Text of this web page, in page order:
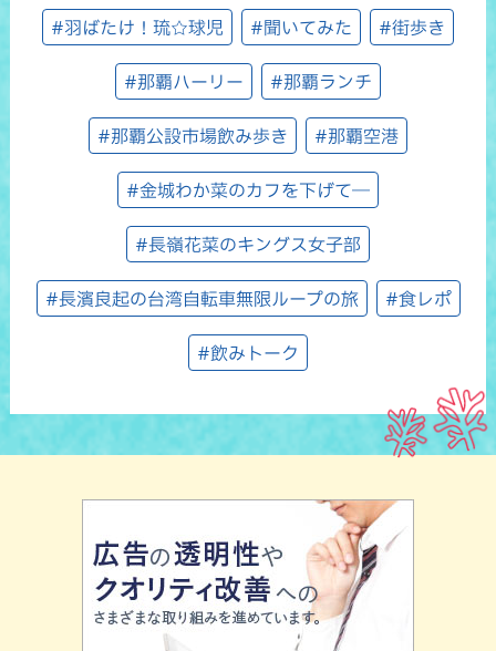
#羽ばたけ！琉☆球児 #聞いてみた #街歩き
#那覇ハーリー #那覇ランチ
#那覇公設市場飲み歩き #那覇空港
#金城わか菜のカフを下げて―
#長嶺花菜のキングス女子部
#長濱良起の台湾自転車無限ループの旅 #食レポ
#飲みトーク